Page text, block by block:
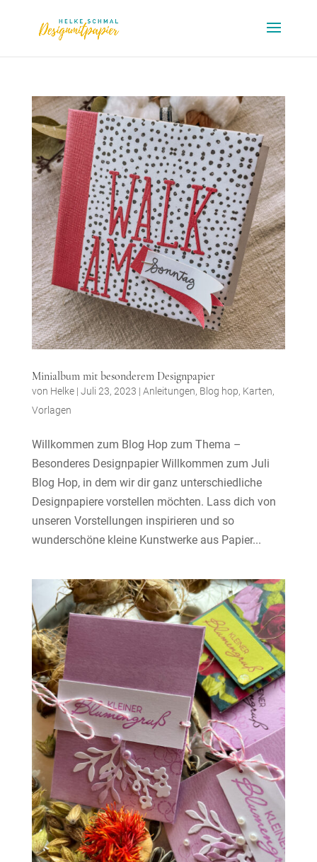
Minialbum mit besonderem Designpapier
von Helke| Juli 23, 2023 | Anleitungen, Blog hop, Karten,
Vorlagen
Willkommen zum Blog Hop zum Thema –
Besonderes Designpapier Willkommen zum Juli
Blog Hop, in dem wir dir ganz unterschiedliche
Designpapiere vorstellen möchten. Lass dich von
unseren Vorstellungen inspirieren und so
wunderschöne kleine Kunstwerke aus Papier...